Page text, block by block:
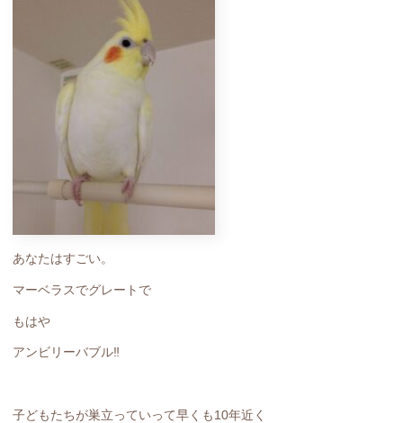
あなたはすごい。
マーベラスでグレートで
もはや
アンビリーバブル‼️
子どもたちが巣立っていって早くも10年近く